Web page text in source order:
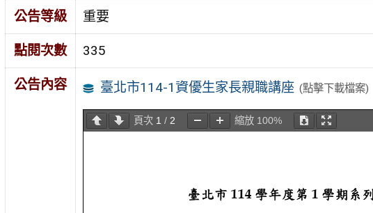
公告等級 重要
點閱次數 335
公告內容 臺北市114-1資優生家長親職講座 (點擊下載檔案)
頁次 1 / 2 縮放 100%